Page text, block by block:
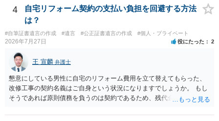
4
自宅リフォーム契約の支払い負担を回避する方法
は？
#自筆証書遺言の作成 #遺言 #公正証書遺言の作成 #個人・プライベート
2026年7月27日 役にたった 2
王 宣麟 弁護士
懇意にしている男性に自宅のリフォーム費用を立て替えてもらった、
改修工事の契約名義はご自身という状況になりますでしょうか。 もし
そうであれば原則債務を負うのは契約であるため、残代金を捻出して
ます。 入籍した場合でも、原則契約者が単独で全ての債務を負うこと